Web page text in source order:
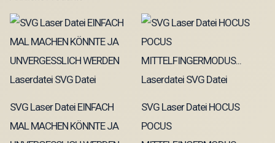
SVG Laser Datei EINFACH
MAL MACHEN KÖNNTE JA
SVG Laser Datei HOCUS
POCUS